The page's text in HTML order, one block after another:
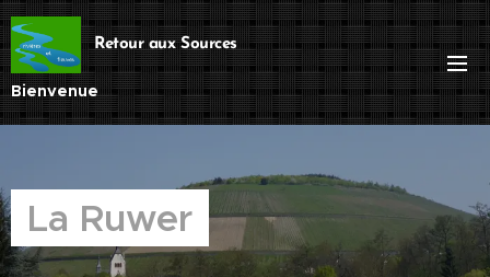
Retour aux Sources
Bienvenue
La Ruwer